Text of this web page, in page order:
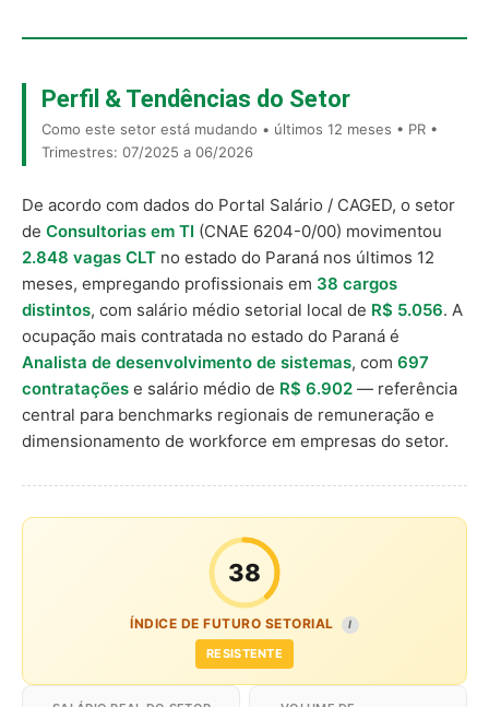
Perfil & Tendências do Setor
Como este setor está mudando • últimos 12 meses • PR •
Trimestres: 07/2025 a 06/2026
De acordo com dados do Portal Salário / CAGED, o setor
de Consultorias em TI (CNAE 6204-0/00) movimentou
2.848 vagas CLT no estado do Paraná nos últimos 12
meses, empregando profissionais em 38 cargos
distintos, com salário médio setorial local de R$ 5.056. A
ocupação mais contratada no estado do Paraná é
Analista de desenvolvimento de sistemas, com 697
contratações e salário médio de R$ 6.902 — referência
central para benchmarks regionais de remuneração e
dimensionamento de workforce em empresas do setor.
38
ÍNDICE DE FUTURO SETORIAL I
RESISTENTE